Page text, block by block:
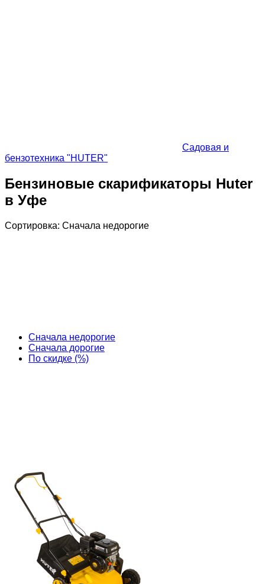
Садовая и
бензотехника "HUTER"
Бензиновые скарификаторы Huter
в Уфе
Сортировка: Cначала недорогие
Cначала недорогие
Cначала дорогие
По скидке (%)